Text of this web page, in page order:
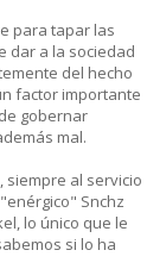
para tapar las
dar a la sociedad
del hecho
factor importante
gobernar
mal.
siempre al servicio
Snchz
lo único que le
si lo ha